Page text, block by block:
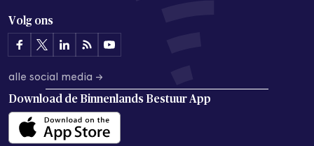
Volg ons
alle social media →
Download de Binnenlands Bestuur App